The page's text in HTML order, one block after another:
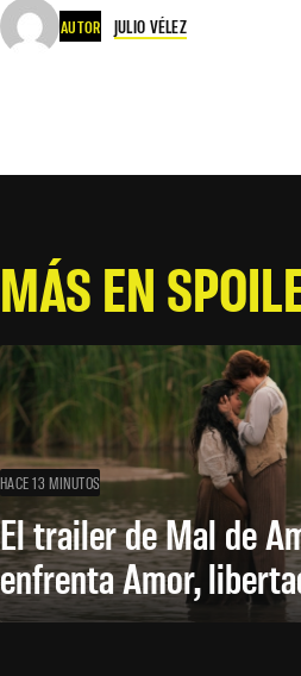
AUTOR JULIO VÉLEZ
MÁS EN
HACE 13 MINUTOS
El trailer de Mal de
enfrenta Amor,